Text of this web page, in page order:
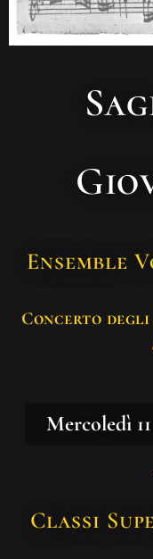
Ensemble
Concerto
Mercoledì
Classi